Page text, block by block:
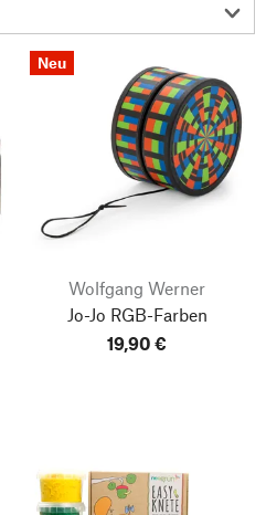
Neu
Wolfgang Werner
Jo-Jo RGB-Farben
19,90 €